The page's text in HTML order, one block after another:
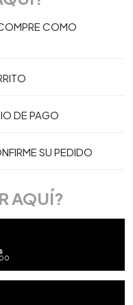
COMO
DE PAGO
SU PEDIDO
AQUÍ?